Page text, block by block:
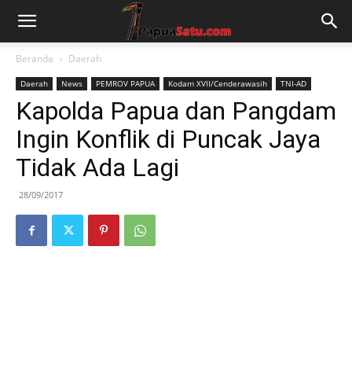
Beranda Daerah
Daerah News PEMROV PAPUA Kodam XVII/Cenderawasih TNI-AD
Kapolda Papua dan Pangdam
Ingin Konflik di Puncak Jaya
Tidak Ada Lagi
28/09/2017